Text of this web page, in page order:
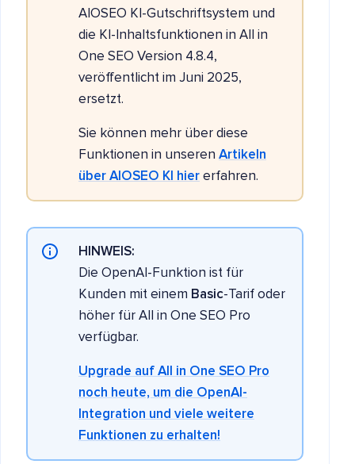
AIOSEO KI-Gutschriftsystem und
die KI-Inhaltsfunktionen in All in
One SEO Version 4.8.4,
veröffentlicht im Juni 2025,
ersetzt.
Sie können mehr über diese
Funktionen in unseren Artikeln
über AIOSEO KI hier erfahren.
HINWEIS:
Die OpenAI-Funktion ist für
Kunden mit einem Basic-Tarif oder
höher für All in One SEO Pro
verfügbar.
Upgrade auf All in One SEO Pro
noch heute, um die OpenAI-
Integration und viele weitere
Funktionen zu erhalten!